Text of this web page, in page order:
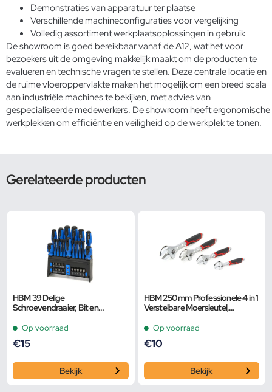
Demonstraties van apparatuur ter plaatse
Verschillende machineconfiguraties voor vergelijking
Volledig assortiment werkplaatsoplossingen in gebruik
De showroom is goed bereikbaar vanaf de A12, wat het voor
bezoekers uit de omgeving makkelijk maakt om de producten te
evalueren en technische vragen te stellen. Deze centrale locatie en
de ruime vloeroppervlakte maken het mogelijk om een breed scala
aan industriële machines te bekijken, met advies van
gespecialiseerde medewerkers. De showroom heeft ergonomische
werkplekken om efficiëntie en veiligheid op de werkplek te tonen.
Gerelateerde producten
HBM 39 Delige
Schroevendraaier, Bit en
Op voorraad
€15
Bekijk
HBM 250 mm Professionele 4 in 1
Verstelbare Moersleutel,
Op voorraad
€10
Bekijk